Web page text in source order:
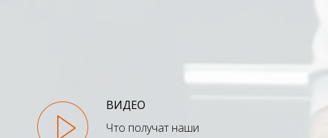
ВИДЕО
Что получат наши